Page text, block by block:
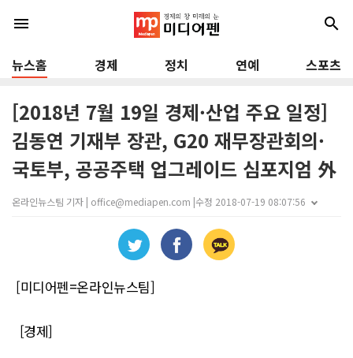
menu search
뉴스홈 경제 정치 연예 스포츠
[2018년 7월 19일 경제·산업 주요 일정]
김동연 기재부 장관, G20 재무장관회의·
국토부, 공공주택 업그레이드 심포지엄 外
온라인뉴스팀 기자 | office@mediapen.com |수정 2018-07-19 08:07:56
[미디어펜=온라인뉴스팀]
[경제]